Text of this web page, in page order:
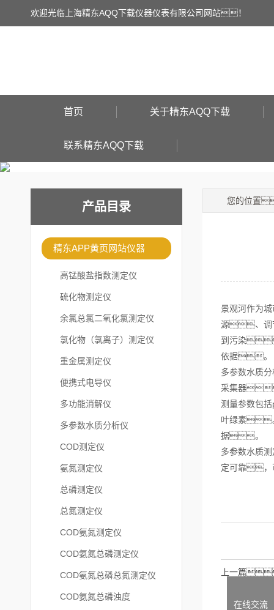
欢迎光临上海精东AQQ下载仪器仪表有限公司网站！
首页 关于精东AQQ下载
联系精东AQQ下载
产品目录
精东APP黄页网站仪器
高锰酸盐指数测定仪
硫化物测定仪
余氯总氯二氧化氯测定仪
氯化物（氯离子）测定仪
重金属测定仪
便携式电导仪
多功能消解仪
多参数水质分析仪
COD测定仪
氨氮测定仪
总磷测定仪
总氮测定仪
COD氨氮测定仪
COD氨氮总磷测定仪
COD氨氮总磷总氮测定仪
COD氨氮总磷浊度
您的位
景观河作为
源、调
到污染
依据。
多参数水质
采集器
测量参数
叶绿素
据。
多参数水质
定可靠，
上一篇
在线交流